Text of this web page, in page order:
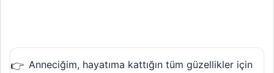
Anneciğim, hayatıma kattığın tüm güzellikler için